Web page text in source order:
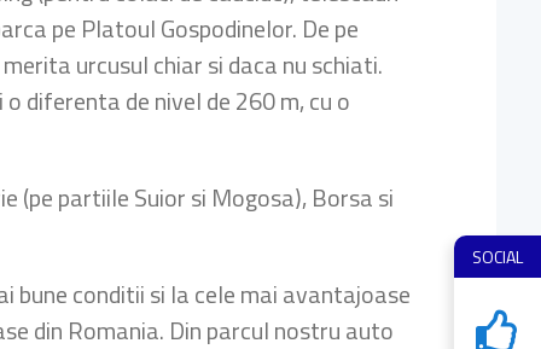
SOCIAL
pe Platoul Gospodinelor. De pe
urcusul chiar si daca nu schiati.
diferenta de nivel de 260 m, cu o
(pe partiile Suior si Mogosa), Borsa si
bune conditii si la cele mai avantajoase
din Romania. Din parcul nostru auto